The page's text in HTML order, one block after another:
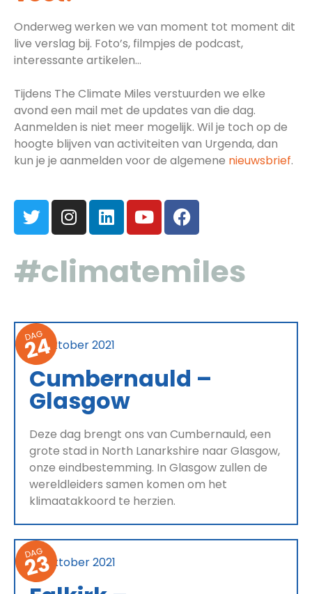
Onderweg werken we van moment tot moment dit
live verslag bij. Foto’s, filmpjes de podcast,
interessante artikelen…
Tijdens The Climate Miles verstuurden we elke
avond een mail met de updates van die dag.
Aanmelden is niet meer mogelijk. Wil je toch op de
hoogte blijven van activiteiten van Urgenda, dan
kun je je aanmelden voor de algemene nieuwsbrief.
#climatemiles
DAG
24
29 oktober 2021
Cumbernauld –
Glasgow
Deze dag brengt ons van Cumbernauld, een
grote stad in North Lanarkshire naar Glasgow,
onze eindbestemming. In Glasgow zullen de
wereldleiders samen komen om het
klimaatakkoord te herzien.
DAG
23
28 oktober 2021